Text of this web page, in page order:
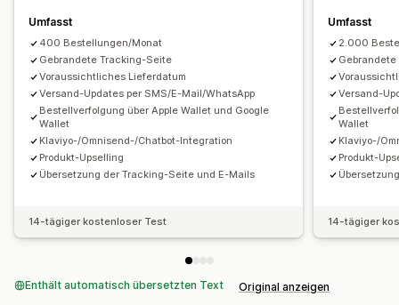
Umfasst
400 Bestellungen/Monat
Gebrandete Tracking-Seite
Voraussichtliches Lieferdatum
Versand-Updates per SMS/E-Mail/WhatsApp
Bestellverfolgung über Apple Wallet und Google
Wallet
Klaviyo-/Omnisend-/Chatbot-Integration
Produkt-Upselling
Übersetzung der Tracking-Seite und E-Mails
14-tägiger kostenloser Test
Umfasst
2.000
Versand-
Wallet
Klaviyo-/
Produkt-
14-tägiger
Enthält automatisch übersetzten Text Original anzeigen